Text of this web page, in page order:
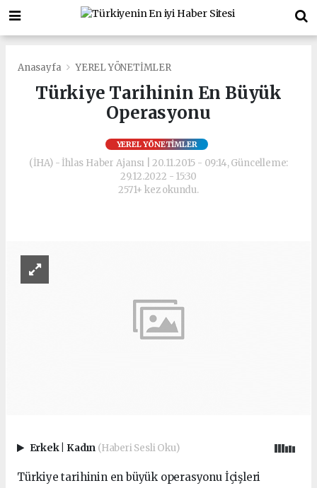
Anasayfa YEREL YÖNETİMLER
Türkiye Tarihinin En Büyük
Operasyonu
YEREL YÖNETİMLER
(İHA) - İhlas Haber Ajansı | 20.11.2015 - 09:14, Güncelleme:
29.12.2022 - 15:30
2571+ kez okundu.
Erkek Kadın (Haberi Sesli Oku)
Türkiye tarihinin en büyük operasyonu İçişleri